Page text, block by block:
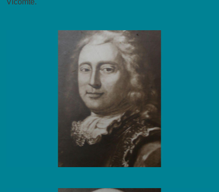
Vicomte.